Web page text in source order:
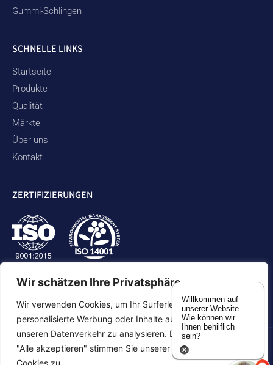
Wir schätzen Ihre Privatsphäre
Wir verwenden Cookies, um Ihr Surferlebnis zu verbessern,
personalisierte Werbung oder Inhalte auszuspielen und
unseren Datenverkehr zu analysieren. Durch Klicken auf
"Alle akzeptieren" stimmen Sie unserer Verwendung von
Cookies zu.
Gummi-Schlingen
SCHNELLE LINKS
Startseite
Produkte
Qualität
Märkte
Über uns
Kontakt
ZERTIFIZIERUNGEN
Datenschutzbestimmungen Erklärung zur Zugänglichkeit
Willkommen auf
unserer Website.
Wie können wir
Ihnen behilflich
sein?